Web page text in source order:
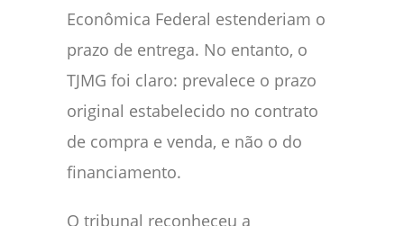
Econômica Federal estenderiam o
prazo de entrega. No entanto, o
TJMG foi claro: prevalece o prazo
original estabelecido no contrato
de compra e venda, e não o do
financiamento.
O tribunal reconheceu a